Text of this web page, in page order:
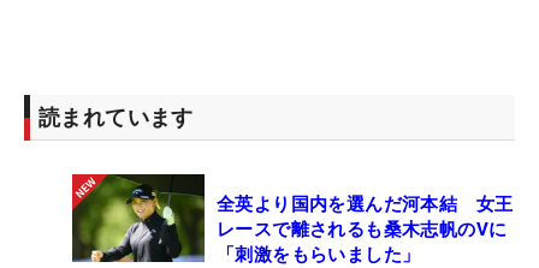
読まれています
全英より国内を選んだ河本結 女王
レースで離されるも桑木志帆のVに
「刺激をもらいました」